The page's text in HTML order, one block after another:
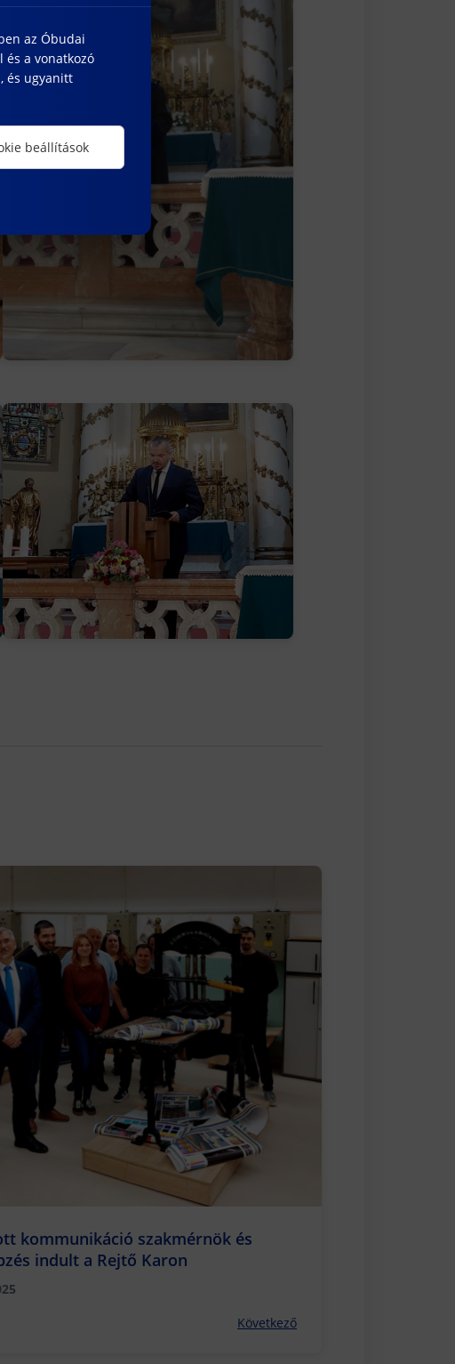
kommunikáció szakmérnök és
indult a Rejtő Karon
Következő
az Óbudai
és a vonatkozó
és ugyanitt
beállítások